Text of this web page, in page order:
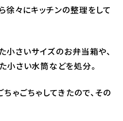
徐々にキッチンの整理をして
小さいサイズのお弁当箱や、
小さい水筒などを処分。
ゃごちゃしてきたので、その